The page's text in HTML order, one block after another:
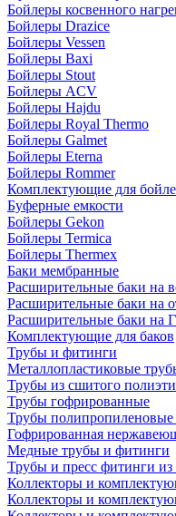
Бойлеры косвенного
Бойлеры Drazice
Бойлеры Vessen
Бойлеры Baxi
Бойлеры Stout
Бойлеры ACV
Бойлеры Hajdu
Бойлеры Royal Thermo
Бойлеры Galmet
Бойлеры Eterna
Бойлеры Rommer
Комплектующие для
Буферные емкости
Бойлеры Gekon
Бойлеры Termica
Бойлеры Thermex
Баки мембранные
Расширительные баки на
Расширительные баки на
Расширительные баки на
Комплектующие для баков
Трубы и фитинги
Металлопластиковые
Трубы из сшитого
Трубы гофрированные
Трубы
Гофрированная
Медные трубы и фитинги
Трубы и пресс фитинги
Коллекторы и
Коллекторы и